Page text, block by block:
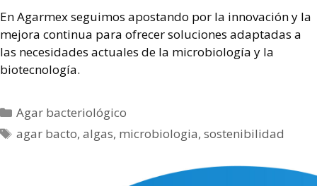
En Agarmex seguimos apostando por la innovación y la
mejora continua para ofrecer soluciones adaptadas a
las necesidades actuales de la microbiología y la
biotecnología.
Agar bacteriológico
agar bacto,algas, microbiologia,sostenibilidad